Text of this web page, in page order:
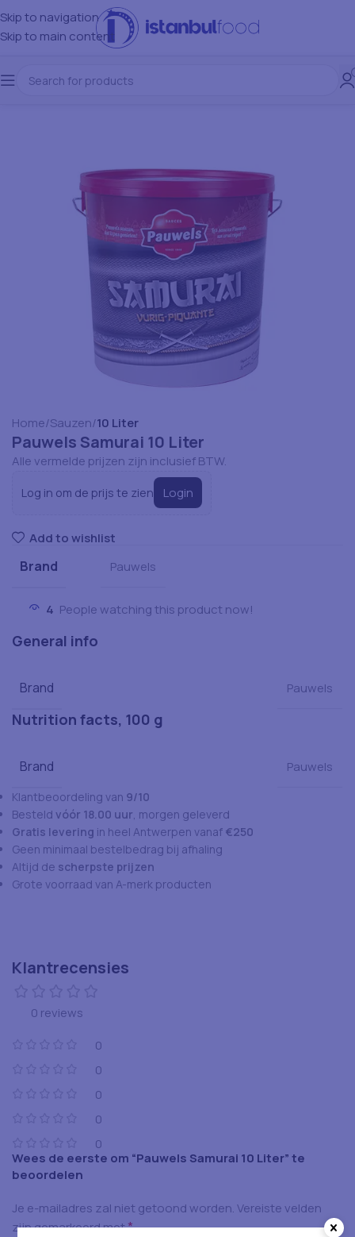
Skip to navigation
Skip to main content
Home Sauzen 10 Liter
Pauwels Samurai 10 Liter
Alle vermelde prijzen zijn inclusief BTW.
Log in om de prijs te zien Login
Add to wishlist
Brand Pauwels
4 People watching this product now!
General info
Brand Pauwels
Nutrition facts, 100 g
Brand Pauwels
Klantbeoordeling van 9/10
Besteld vóór 18.00 uur, morgen geleverd
Gratis levering in heel Antwerpen vanaf €250
Geen minimaal bestelbedrag bij afhaling
Altijd de scherpste prijzen
Grote voorraad van A-merk producten
Klantrecensies
0 reviews
0
0
0
0
0
Wees de eerste om “Pauwels Samurai 10 Liter” te
beoordelen
Je e-mailadres zal niet getoond worden.Vereiste velden
zijn gemarkeerd met*